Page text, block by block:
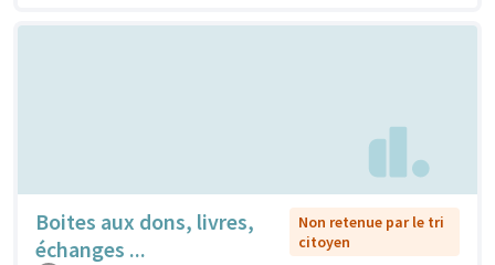
Boites aux dons, livres,
échanges ...
Non retenue par le tri
citoyen